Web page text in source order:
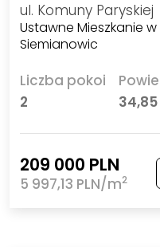
ul. Komuny Paryskiej
Ustawne Mieszkanie
Siemianowic
Liczba pokoi
2
34,85
209 000 PLN
5 997,13 PLN/m2